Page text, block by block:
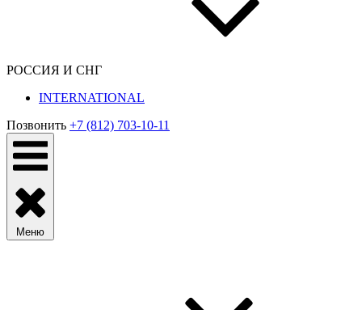
РОССИЯ И СНГ
INTERNATIONAL
Позвонить +7 (812) 703-10-11
Меню